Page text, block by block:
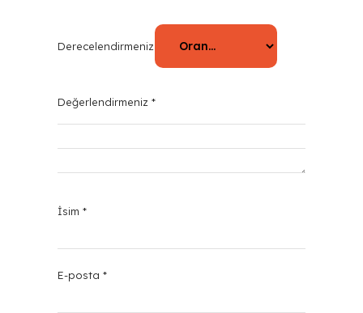
Derecelendirmeniz
Değerlendirmeniz *
İsim *
E-posta *